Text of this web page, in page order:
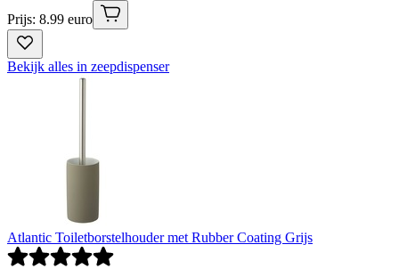
Prijs: 8.99 euro
Bekijk alles in zeepdispenser
Atlantic Toiletborstelhouder met Rubber Coating Grijs